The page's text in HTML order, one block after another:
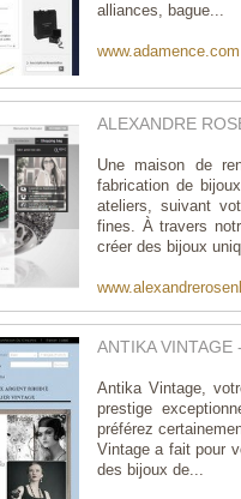
alliances, bague...
www.adamence.com
ALEXANDRE
Une maison de
fabrication de
ateliers, suivant
fines. À travers
créer des bijoux
ANTIKA
Antika Vintage,
prestige
préférez
Vintage a fait pour
des bijoux de...